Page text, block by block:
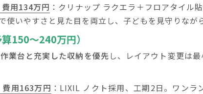
用134万円 ：クリナップ ラクエラ＋フロアタイル
使いやすさと見た目を両立し、子どもを見守りなが
150～240万円）
業台と充実した収納を優先 し、レイアウト変更は
用163万円 ：LIXIL ノクト採用、工期2日。ワン